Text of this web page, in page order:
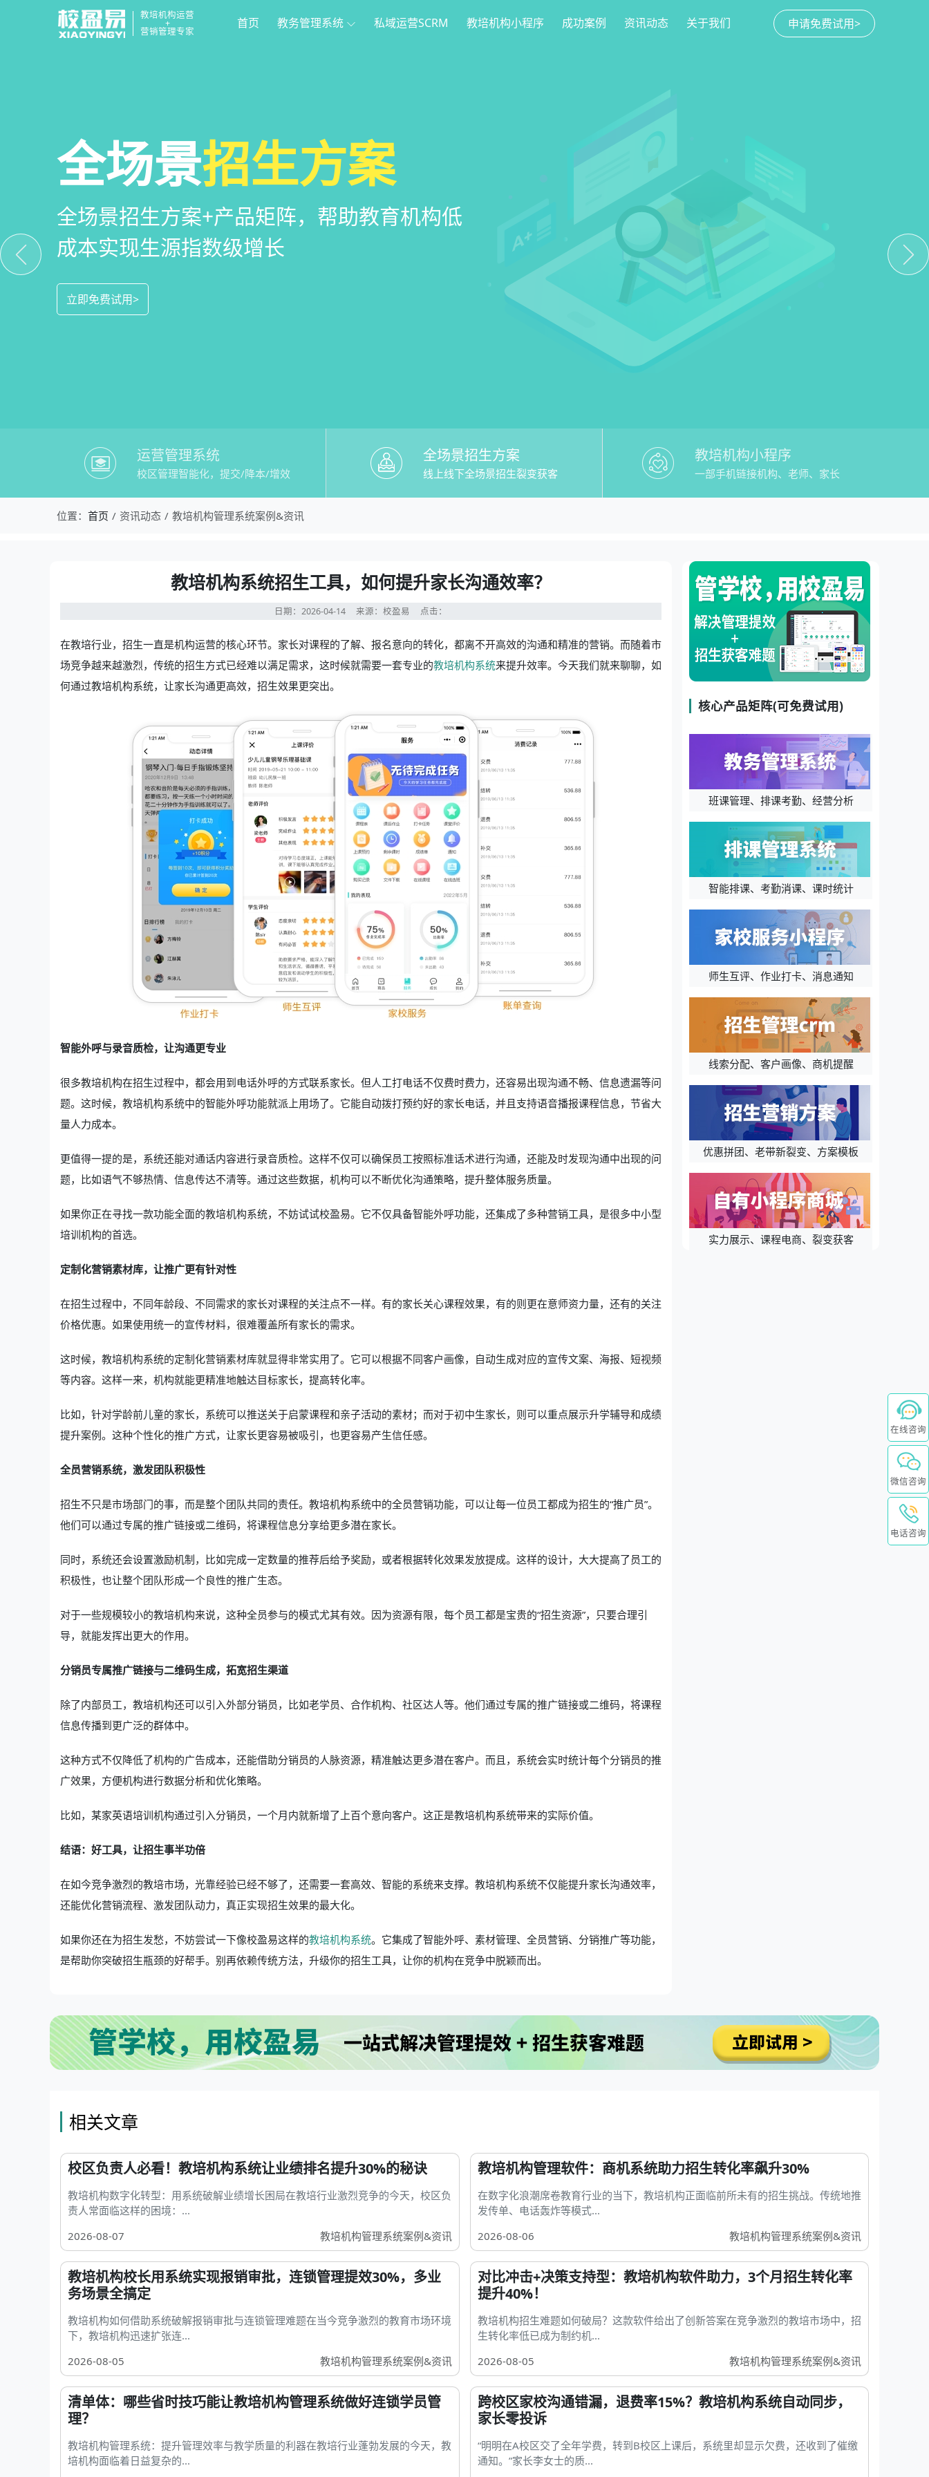
教培机构运营
+
营销管理专家
申请免费试用>
首页 教务管理系统 私域运营SCRM 教培机构小程序 成功案例 资讯动态 关于我们
校区运营管理系统
教培机构数字化全场景运营管理系统，全方
位解决学校经营管理难题
立即免费试用>
全场景招生方案
全场景招生方案+产品矩阵，帮助教育机构低
成本实现生源指数级增长
立即免费试用>
教培机构小程序
一部手机链接机构、学员、家长，管理更便
捷，互动零距离，体验更满意
立即免费试用>
运营管理系统
校区管理智能化，提交/降本/增效
全场景招生方案
线上线下全场景招生裂变获客
教培机构小程序
一部手机链接机构、老师、家长
校盈易-教培机构管理系统案例&资讯-教培机构系统招生工具，如何提升家长沟通效率？
位置： 首页 资讯动态 教培机构管理系统案例&资讯
资讯详情：教培机构系统招生工具，如何提升家长沟通效率？
教培机构系统招生工具，如何提升家长沟通效率？
日期：2026-04-14 来源：校盈易 点击：
在教培行业，招生一直是机构运营的核心环节。家长对课程的了解、报名意向的转化，都离不开高效的沟通和精准的营销。而随着市
场竞争越来越激烈，传统的招生方式已经难以满足需求，这时候就需要一套专业的教培机构系统来提升效率。今天我们就来聊聊，如
何通过教培机构系统，让家长沟通更高效，招生效果更突出。
智能外呼与录音质检，让沟通更专业
很多教培机构在招生过程中，都会用到电话外呼的方式联系家长。但人工打电话不仅费时费力，还容易出现沟通不畅、信息遗漏等问
题。这时候，教培机构系统中的智能外呼功能就派上用场了。它能自动拨打预约好的家长电话，并且支持语音播报课程信息，节省大
量人力成本。
更值得一提的是，系统还能对通话内容进行录音质检。这样不仅可以确保员工按照标准话术进行沟通，还能及时发现沟通中出现的问
题，比如语气不够热情、信息传达不清等。通过这些数据，机构可以不断优化沟通策略，提升整体服务质量。
如果你正在寻找一款功能全面的教培机构系统，不妨试试校盈易。它不仅具备智能外呼功能，还集成了多种营销工具，是很多中小型
培训机构的首选。
定制化营销素材库，让推广更有针对性
在招生过程中，不同年龄段、不同需求的家长对课程的关注点不一样。有的家长关心课程效果，有的则更在意师资力量，还有的关注
价格优惠。如果使用统一的宣传材料，很难覆盖所有家长的需求。
这时候，教培机构系统的定制化营销素材库就显得非常实用了。它可以根据不同客户画像，自动生成对应的宣传文案、海报、短视频
等内容。这样一来，机构就能更精准地触达目标家长，提高转化率。
比如，针对学龄前儿童的家长，系统可以推送关于启蒙课程和亲子活动的素材；而对于初中生家长，则可以重点展示升学辅导和成绩
提升案例。这种个性化的推广方式，让家长更容易被吸引，也更容易产生信任感。
全员营销系统，激发团队积极性
招生不只是市场部门的事，而是整个团队共同的责任。教培机构系统中的全员营销功能，可以让每一位员工都成为招生的“推广员”。
他们可以通过专属的推广链接或二维码，将课程信息分享给更多潜在家长。
同时，系统还会设置激励机制，比如完成一定数量的推荐后给予奖励，或者根据转化效果发放提成。这样的设计，大大提高了员工的
积极性，也让整个团队形成一个良性的推广生态。
对于一些规模较小的教培机构来说，这种全员参与的模式尤其有效。因为资源有限，每个员工都是宝贵的“招生资源”，只要合理引
导，就能发挥出更大的作用。
分销员专属推广链接与二维码生成，拓宽招生渠道
除了内部员工，教培机构还可以引入外部分销员，比如老学员、合作机构、社区达人等。他们通过专属的推广链接或二维码，将课程
信息传播到更广泛的群体中。
这种方式不仅降低了机构的广告成本，还能借助分销员的人脉资源，精准触达更多潜在客户。而且，系统会实时统计每个分销员的推
广效果，方便机构进行数据分析和优化策略。
比如，某家英语培训机构通过引入分销员，一个月内就新增了上百个意向客户。这正是教培机构系统带来的实际价值。
结语：好工具，让招生事半功倍
在如今竞争激烈的教培市场，光靠经验已经不够了，还需要一套高效、智能的系统来支撑。教培机构系统不仅能提升家长沟通效率，
还能优化营销流程、激发团队动力，真正实现招生效果的最大化。
如果你还在为招生发愁，不妨尝试一下像校盈易这样的教培机构系统。它集成了智能外呼、素材管理、全员营销、分销推广等功能，
是帮助你突破招生瓶颈的好帮手。别再依赖传统方法，升级你的招生工具，让你的机构在竞争中脱颖而出。
核心产品矩阵(可免费试用)
班课管理、排课考勤、经营分析
智能排课、考勤消课、课时统计
师生互评、作业打卡、消息通知
线索分配、客户画像、商机提醒
优惠拼团、老带新裂变、方案模板
实力展示、课程电商、裂变获客
相关文章
校区负责人必看！教培机构系统让业绩排名提升30%的秘诀
教培机构数字化转型：用系统破解业绩增长困局在教培行业激烈竞争的今天，校区负
责人常面临这样的困境：...
2026-08-07
教培机构管理系统案例&资讯
教培机构管理软件：商机系统助力招生转化率飙升30%
在数字化浪潮席卷教育行业的当下，教培机构正面临前所未有的招生挑战。传统地推
发传单、电话轰炸等模式...
2026-08-06
教培机构管理系统案例&资讯
教培机构校长用系统实现报销审批，连锁管理提效30%，多业
务场景全搞定
教培机构如何借助系统破解报销审批与连锁管理难题在当今竞争激烈的教育市场环境
下，教培机构迅速扩张连...
2026-08-05
教培机构管理系统案例&资讯
对比冲击+决策支持型：教培机构软件助力，3个月招生转化率
提升40%！
教培机构招生难题如何破局？这款软件给出了创新答案在竞争激烈的教培市场中，招
生转化率低已成为制约机...
2026-08-05
教培机构管理系统案例&资讯
清单体：哪些省时技巧能让教培机构管理系统做好连锁学员管
理？
教培机构管理系统：提升管理效率与教学质量的利器在教培行业蓬勃发展的今天，教
培机构面临着日益复杂的...
跨校区家校沟通错漏，退费率15%？教培机构系统自动同步，
家长零投诉
“明明在A校区交了全年学费，转到B校区上课后，系统里却显示欠费，还收到了催缴
通知。”家长李女士的质...
在线咨询
微信咨询
电话咨询